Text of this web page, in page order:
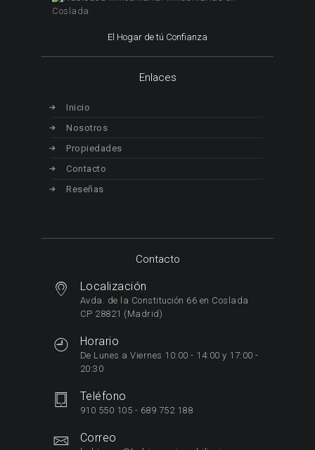
El Hogar de tú Confianza
Enlaces
Inicio
Nosotros
Propiedades
Contacto
Reseñas
Contacto
Localización
Avda. de la Constitución 66 en Coslada
CP 28821 (Madrid)
Horario
De Lunes a Viernes 10:00 - 14:00 y 17:00 -
20:30
Teléfono
910 550 105 - 689 752 188
Correo